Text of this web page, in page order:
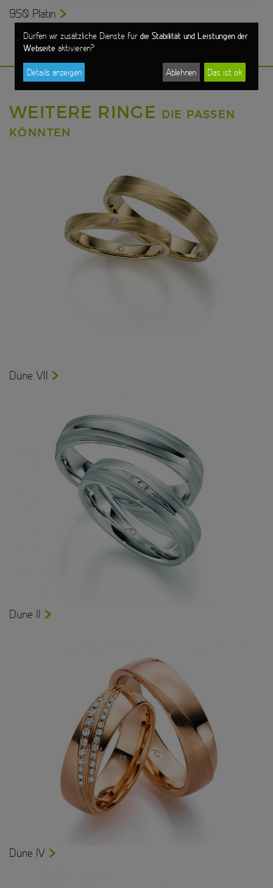
950 Platin
WEITERE RINGE DIE PASSEN
KÖNNTEN
Düne VII
Düne II
Düne IV
Dürfen wir zusätzliche Dienste für die Stabilität und Leistungen der
Webseite aktivieren?
Details anzeigen Ablehnen Das ist ok